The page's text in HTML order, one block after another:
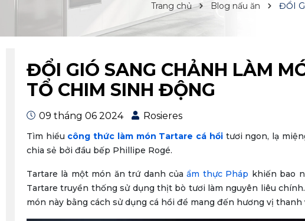
Trang chủ Blog nấu ăn ĐỔI
ĐỔI GIÓ SANG CHẢNH LÀM
TỔ CHIM SINH ĐỘNG
09 tháng 06 2024 Rosieres
Tìm hiểu công thức làm món Tartare cá hồitươi ngon, lạ
chia sẻ bởi đầu bếp Phillipe Rogé.
Tartare là một món ăn trứ danh củaẩm thực Pháp khiến bao
Tartare truyền thống sử dụng thịt bò tươi làm nguyên liêu
món này bằng cách sử dụng cá hồi để mang đến hương vị